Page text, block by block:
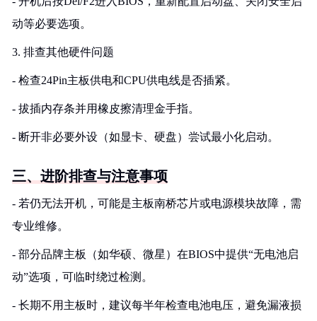
动等必要选项。
3. 排查其他硬件问题
- 检查24Pin主板供电和CPU供电线是否插紧。
- 拔插内存条并用橡皮擦清理金手指。
- 断开非必要外设（如显卡、硬盘）尝试最小化启动。
三、进阶排查与注意事项
- 若仍无法开机，可能是主板南桥芯片或电源模块故障，需
专业维修。
- 部分品牌主板（如华硕、微星）在BIOS中提供“无电池启
动”选项，可临时绕过检测。
- 长期不用主板时，建议每半年检查电池电压，避免漏液损